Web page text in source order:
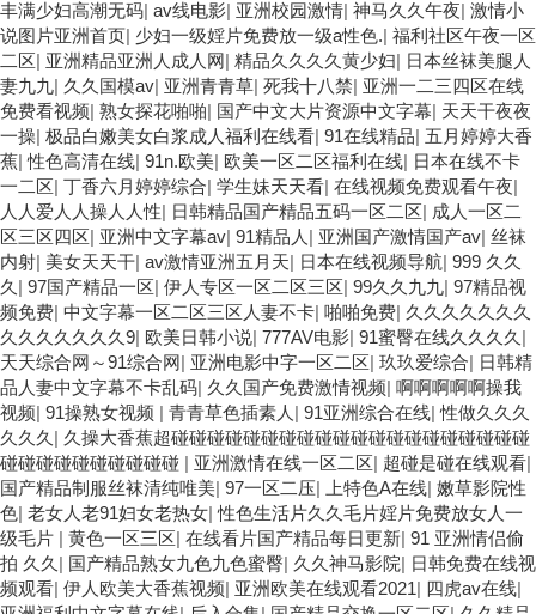
美色网站综合网 综合激情小说一区 亚洲AV日韩在线观看 91手机在
线亚洲一二区 午夜影院免费观看黄色小电影 91欧美成人网站在线 欧
美国产日本高清不卡 欧美特黄一级户外 99精品国产无码 黄色成年国
产精品 91国产99一区 国产免费黄色污污污 麻豆性爱视频中文字幕
avav大香蕉网站在线观看 黄片一级欧美AAA特黄一级欧美久久 在线
免费AV不卡高清 国产黄色一区毛片 欧美日韩乱伦老熟妇 91久久精
品一区二区三区蜜臀 亚洲精品国偷拍自产在线观看 国产伦一区二区
三区免费Ai 人妻少妇 第三区 AV集中 日本免费成人麻豆 色妹姐一区
二区 亚洲成人色综网 欧美韩国日本色综合久久久久蜜月 婷婷激情五
月天麻豆 av在线五月天婷婷 麻豆91国产在线观看一区 久久久久亚
洲AV无码专区体验小说 国精品无码一区二区三区左线 中文字幕无码
不卡一区二区三区 成人一级黄色片 黄色毛片在线观看 中文无码一区
二区不卡AV 91视频一区二 欧美黄片第二区 91麻豆VA国产 国产精品
乱码一区二区三 能在线看黄片的视频 黄色电影频道一区二区三区 五
月天丝袜逼网 婷婷五月综合激情中文字幕 99久久久无码国产精品秋
霞网 黄色美女日本网站 国产精品视频一区啪啪啪 日韩成人av三片在
线播放 亚洲无码日韩一区欧美二区三页 国产成人自拍欧美在线 国产
黄色免费 日韩黄色电影视频一区二区 欧美黄3级网站欧美 久久亚洲
中文字幕不卡一二区 99riAV国产精品视频 日本乱伦视频第十页 日本
黄色精品视频 婷婷五月天在线不卡一区二区三区三州 欧美亚洲日韩
不卡在线在线观看 亚洲色情小说电影综合区 99精品黄片 无码欧美毛
片一区二区三 91超级国产视频 中文字幕日韩有码天堂 婷婷五月天亚
洲激情 国产迷奸清纯美女老师 www.99.com黄色片 欧美黄片精品一
区二区三区 国产三级片久久精品 亚洲依人大香蕉在线 国产欧美日韩
成人三级 熟女精品视频在线91Tv 婷婷七七久久激情五月天四色播
丰满少妇高潮无码| av线电影| 亚洲校园激情| 神马久久午夜| 激情小
说图片亚洲首页| 少妇一级婬片免费放一级a性色.| 福利社区午夜一区
二区| 亚洲精品亚洲人成人网| 精品久久久久黄少妇| 日本丝袜美腿人
妻九九| 久久国模av| 亚洲青青草| 死我十八禁| 亚洲一二三四区在线
免费看视频| 熟女探花啪啪| 国产中文大片资源中文字幕| 天天干夜夜
一操| 极品白嫩美女白浆成人福利在线看| 91在线精品| 五月婷婷大香
蕉|性色高清在线| 91n.欧美| 欧美一区二区福利在线| 日本在线不卡
一二区| 丁香六月婷婷综合| 学生妹天天看| 在线视频免费观看午夜|
人人爱人人操人人性| 日韩精品国产精品五码一区二区| 成人一区二
区三区四区| 亚洲中文字幕av| 91精品人 | 亚洲国产激情国产av| 丝袜
内射| 美女天天干| av激情亚洲五月天| 日本在线视频导航| 999 久久
久 | 97国产精品一区| 伊人专区一区二区三区| 99久久九九| 97精品视
频免费| 中文字幕一区二区三区人妻不卡| 啪啪免费| 久久久久久久久
久久久久久久久9| 欧美日韩小说| 777AV电影| 91蜜臀在线久久久久 |
天天综合网～91综合网| 亚洲电影中字一区二区| 玖玖爱综合| 日韩精
品人妻中文字幕不卡乱码| 久久国产免费激情视频| 啊啊啊啊啊操我
视频| 91操熟女视频 | 青青草色插素人 | 91亚洲综合在线|性做久久久
久久久 | 久操大香蕉超碰碰碰碰碰碰碰碰碰碰碰碰碰碰碰碰碰碰碰碰
碰碰碰碰碰碰碰碰碰碰 | 亚洲激情在线一区二区| 超碰是碰在线观看|
国产精品制服丝袜清纯唯美| 97一区二压| 上特色A在线| 嫩草影院性
色| 老女人老91妇女老热女|性色生活片久久毛片婬片免费放女人一
级毛片 | 黄色一区三区| 在线看片国产精品每日更新| 91 亚洲情侣偷
拍 久久 | 国产精品熟女九色九色蜜臀| 久久神马影院| 日韩免费在线视
频观看| 伊人欧美大香蕉视频| 亚洲欧美在线观看2021| 四虎av在线|